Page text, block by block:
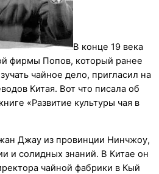
В конце 19 века
фирмы Попов, который ранее
чайное дело, пригласил на
Китая. Вот что писала об
«Развитие культуры чая в
Джау из провинции Нинчжоу,
и солидных знаний. В Китае он
чайной фабрики в Кый